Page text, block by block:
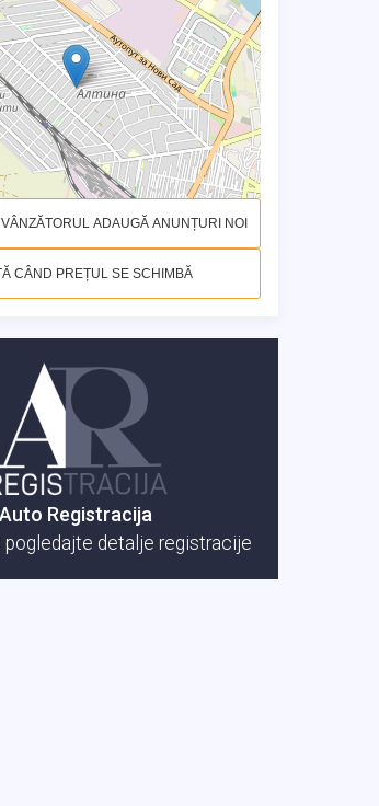
ADAUGĂ ANUNȚURI NOI
CÂND PREȚUL SE SCHIMBĂ
Auto Registracija
pogledajte detalje registracije